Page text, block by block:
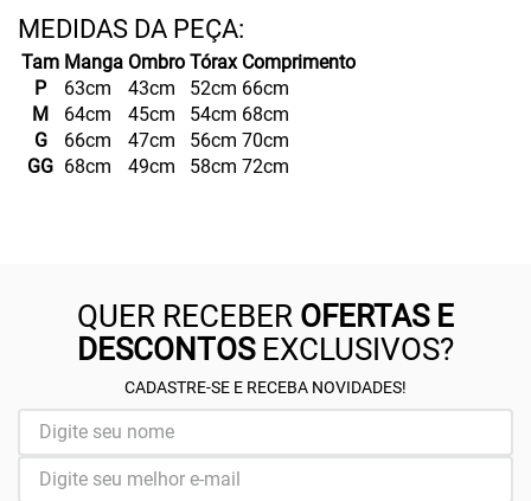
Tam Manga Ombro Tórax Comprimento
P
63cm 43cm 52cm 66cm
M
64cm 45cm 54cm 68cm
G
66cm 47cm 56cm 70cm
GG 68cm 49cm 58cm 72cm
QUER RECEBER OFERTAS E
DESCONTOSEXCLUSIVOS?
CADASTRE-SE E RECEBA NOVIDADES!